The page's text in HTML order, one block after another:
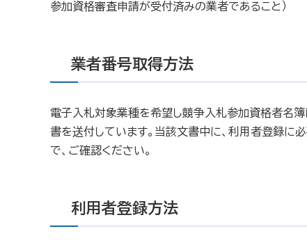
参加資格審査申請が受付済みの業者であること）
業者番号取得方法
電子入札対象業種を希望し競争入札参加資格者名
書を送付しています。当該文書中に、利用者登録に
で、ご確認ください。
利用者登録方法